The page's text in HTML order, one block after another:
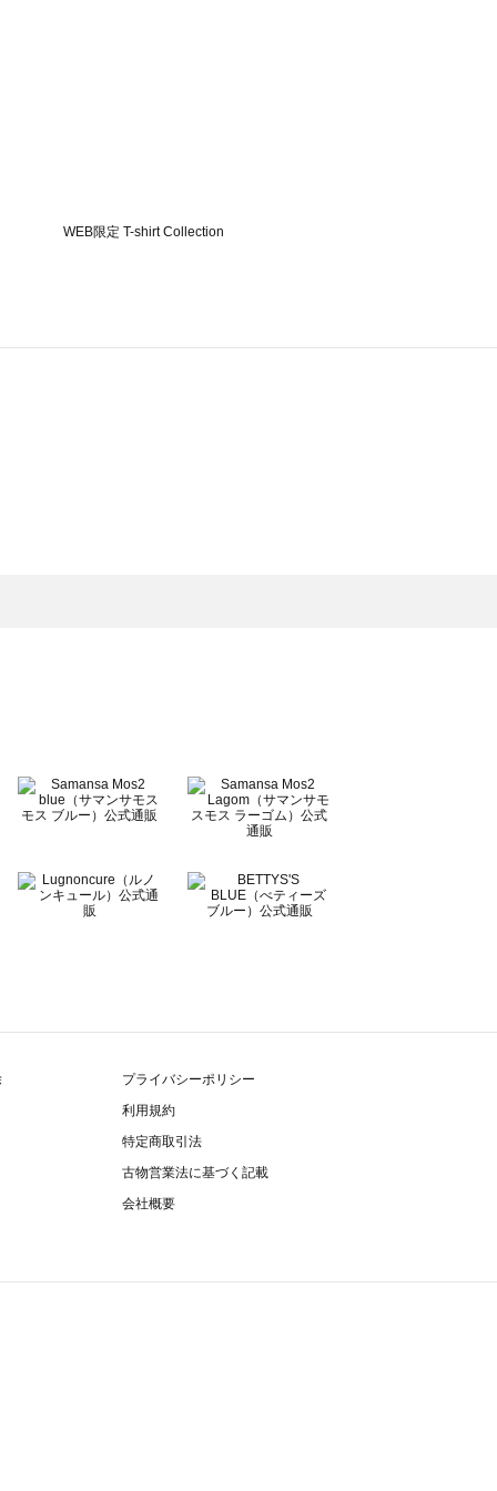
プライバシーポリシー
利用規約
特定商取引法
古物営業法に基づく記載
会社概要